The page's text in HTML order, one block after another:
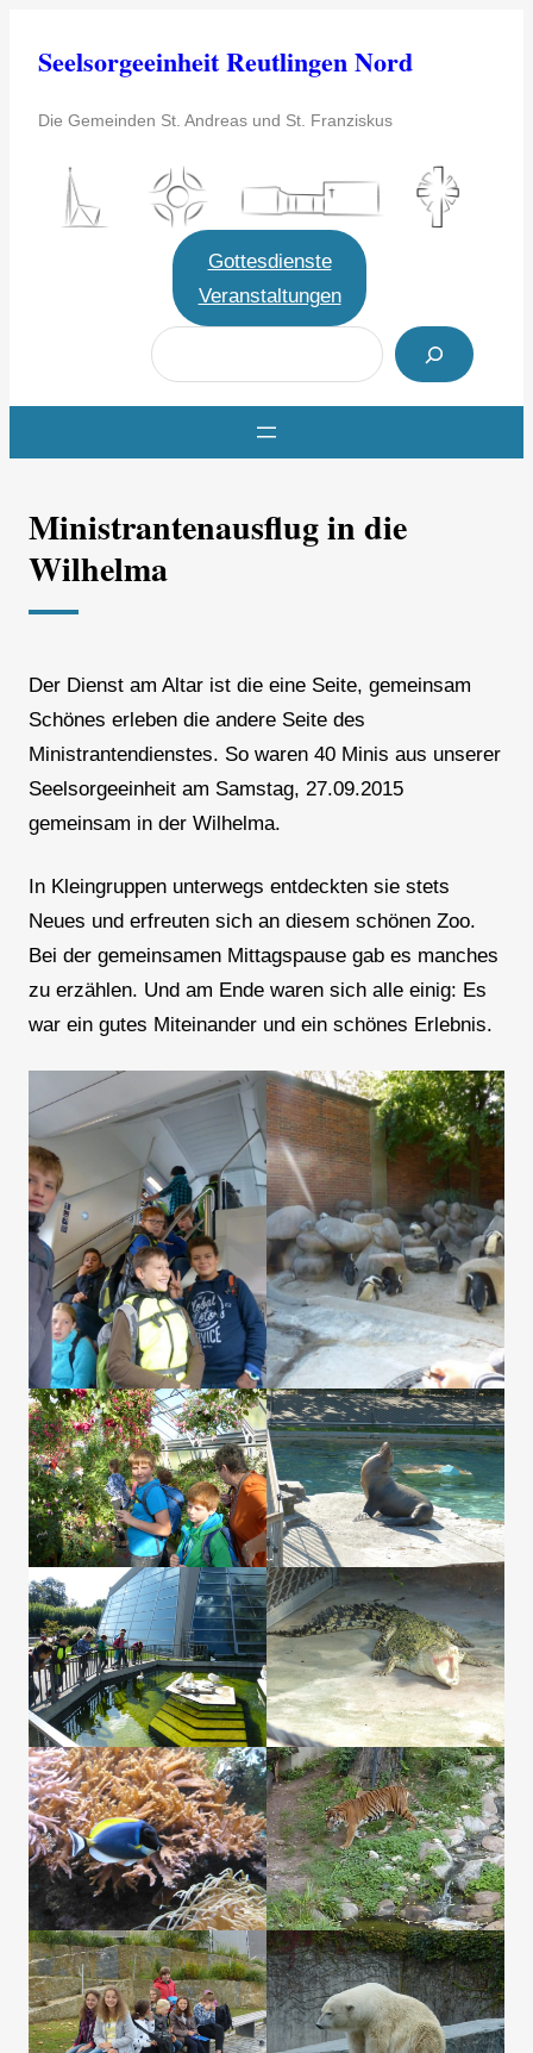
InhaltSeelsorgeeinheit Reutlingen Nord
Die Gemeinden St. Andreas und St. Franziskus
Gottesdienste
Veranstaltungen
S
u
c
Ministrantenausflug in die
Wilhelma
Der Dienst am Altar ist die eine Seite, gemeinsam
Schönes erleben die andere Seite des
Ministrantendienstes. So waren 40 Minis aus unserer
Seelsorgeeinheit am Samstag, 27.09.2015
gemeinsam in der Wilhelma.
In Kleingruppen unterwegs entdeckten sie stets
Neues und erfreuten sich an diesem schönen Zoo.
Bei der gemeinsamen Mittagspause gab es manches
zu erzählen. Und am Ende waren sich alle einig: Es
war ein gutes Miteinander und ein schönes Erlebnis.